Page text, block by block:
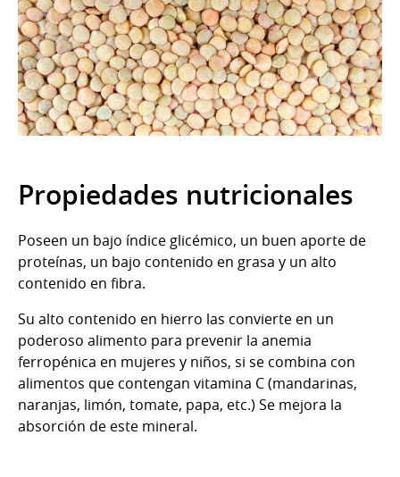
Propiedades nutricionales
Poseen un bajo índice glicémico, un buen aporte de
proteínas, un bajo contenido en grasa y un alto
contenido en fibra.
Su alto contenido en hierro las convierte en un
poderoso alimento para prevenir la anemia
ferropénica en mujeres y niños, si se combina con
alimentos que contengan vitamina C (mandarinas,
naranjas, limón, tomate, papa, etc.) Se mejora la
absorción de este mineral.